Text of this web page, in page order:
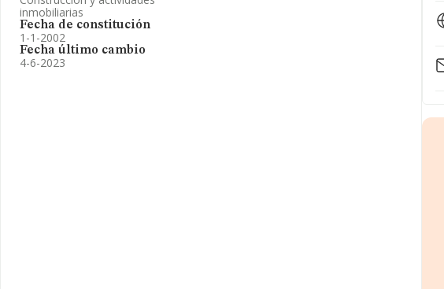
inmobiliarias
Fecha de constitución
1-1-2002
Fecha último cambio
4-6-2023